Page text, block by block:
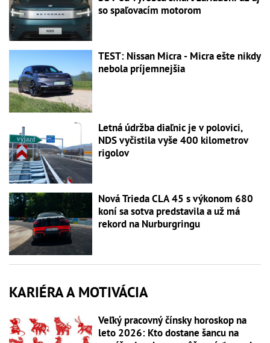
so spaľovacím motorom
TEST: Nissan Micra - Micra ešte nikdy
nebola príjemnejšia
Letná údržba diaľnic je v polovici,
NDS vyčistila vyše 400 kilometrov
rigolov
Nová Trieda CLA 45 s výkonom 680
koní sa sotva predstavila a už má
rekord na Nurburgringu
KARIÉRA A MOTIVÁCIA
Veľký pracovný čínsky horoskop na
leto 2026: Kto dostane šancu na